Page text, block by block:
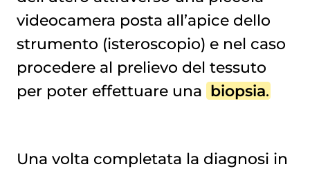
videocamera posta all’apice dello
strumento (isteroscopio) e nel caso
procedere al prelievo del tessuto
per poter effettuare una biopsia.
Una volta completata la diagnosi in